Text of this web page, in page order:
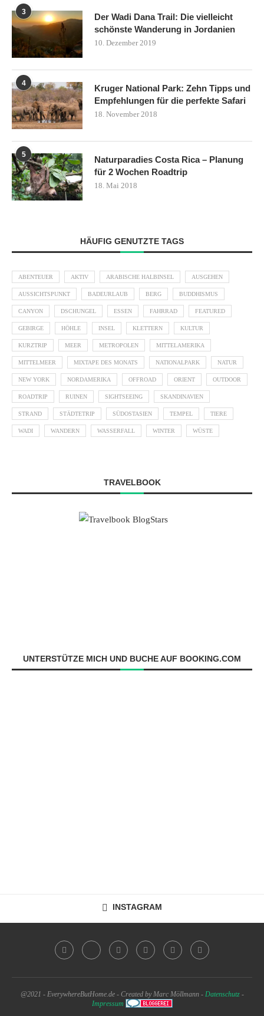
3
Der Wadi Dana Trail: Die vielleicht
schönste Wanderung in Jordanien
10. Dezember 2019
4
Kruger National Park: Zehn Tipps und
Empfehlungen für die perfekte Safari
18. November 2018
5
Naturparadies Costa Rica – Planung
für 2 Wochen Roadtrip
18. Mai 2018
HÄUFIG GENUTZTE TAGS
ABENTEUER AKTIV ARABISCHE HALBINSEL AUSGEHEN
AUSSICHTSPUNKT BADEURLAUB BERG BUDDHISMUS
CANYON DSCHUNGEL ESSEN FAHRRAD FEATURED
GEBIRGE HÖHLE INSEL KLETTERN KULTUR
KURZTRIP MEER METROPOLEN MITTELAMERIKA
MITTELMEER MIXTAPE DES MONATS NATIONALPARK NATUR
NEW YORK NORDAMERIKA OFFROAD ORIENT OUTDOOR
ROADTRIP RUINEN SIGHTSEEING SKANDINAVIEN
STRAND STÄDTETRIP SÜDOSTASIEN TEMPEL TIERE
WADI WANDERN WASSERFALL WINTER WÜSTE
TRAVELBOOK
UNTERSTÜTZE MICH UND BUCHE AUF BOOKING.COM
INSTAGRAM
@2021 - EverywhereButHome.de - Created by Marc Möllmann - Datenschutz-
Impressum